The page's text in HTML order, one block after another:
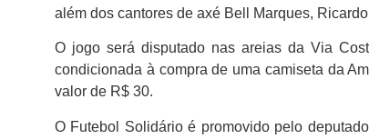
além dos cantores de axé Bell Marques,
O jogo será disputado nas areias da Via
condicionada à compra de uma camiseta da
valor de R$ 30.
O Futebol Solidário é promovido pelo